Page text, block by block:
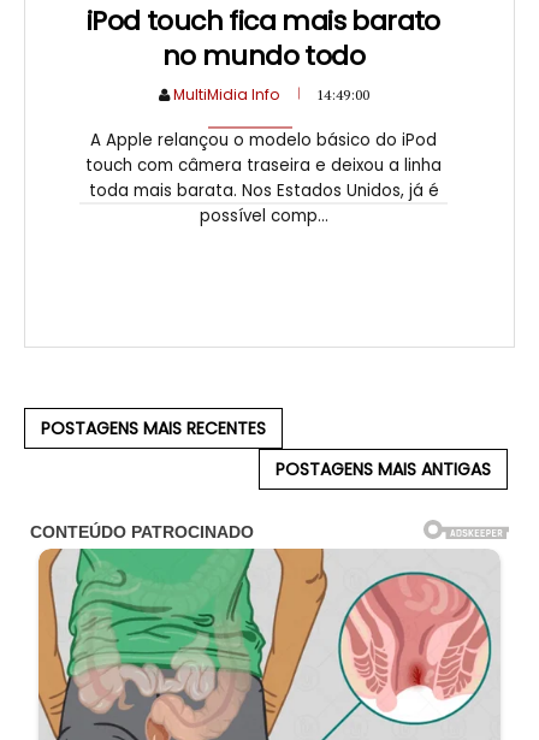
iPod touch fica mais barato
no mundo todo
MultiMidia Info 14:49:00
A Apple relançou o modelo básico do iPod
touch com câmera traseira e deixou a linha
toda mais barata. Nos Estados Unidos, já é
possível comp...
POSTAGENS MAIS RECENTES
POSTAGENS MAIS ANTIGAS